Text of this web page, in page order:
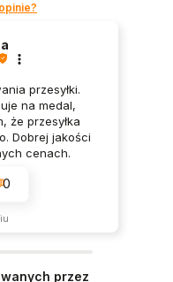
przesyłki.
na medal,
że przesyłka
Dobrej jakości
cenach.
0
przez